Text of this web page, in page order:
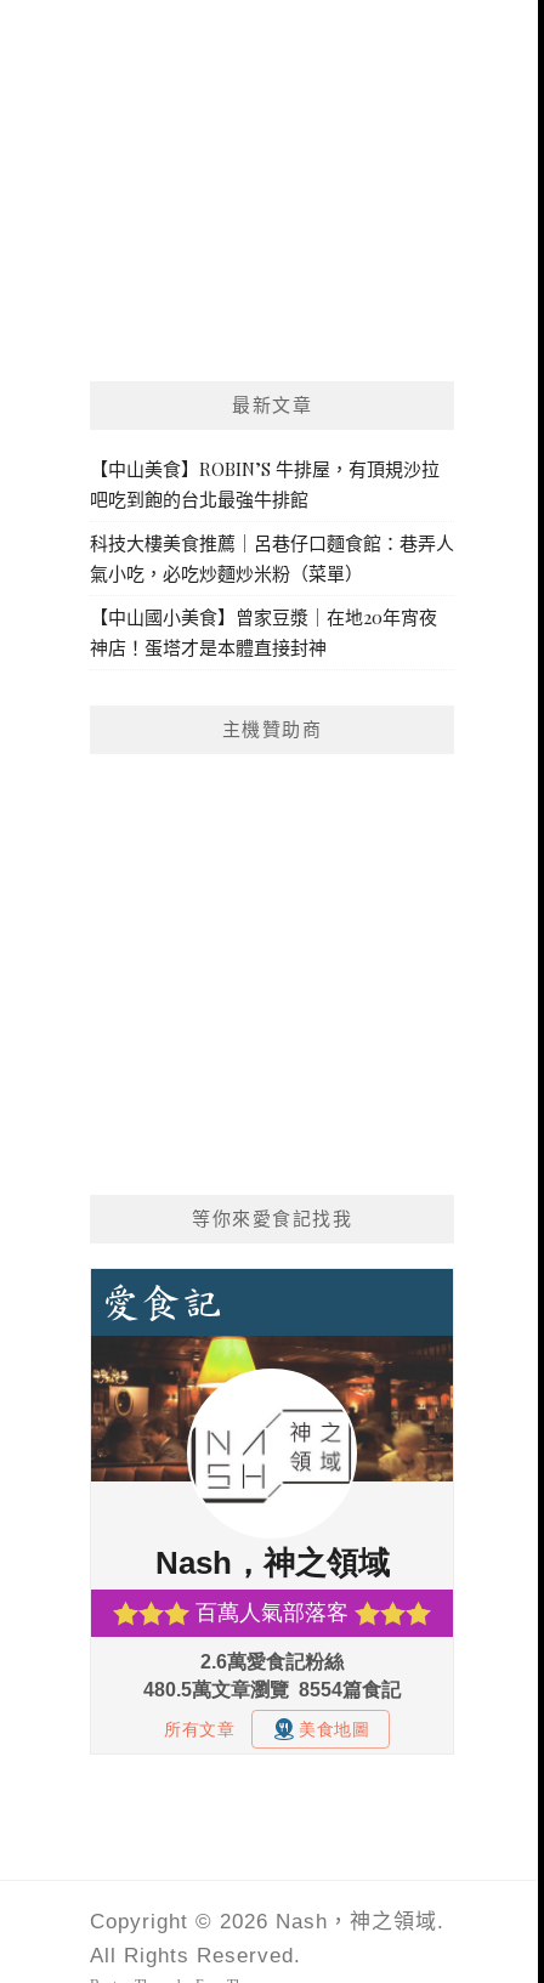
最新文章
【中山美食】ROBIN’S 牛排屋，有頂規沙拉
吧吃到飽的台北最強牛排館
科技大樓美食推薦｜呂巷仔口麵食館：巷弄人
氣小吃，必吃炒麵炒米粉（菜單）
【中山國小美食】曾家豆漿｜在地20年宵夜
神店！蛋塔才是本體直接封神
主機贊助商
等你來愛食記找我
Copyright © 2026 Nash，神之領域.
All Rights Reserved.